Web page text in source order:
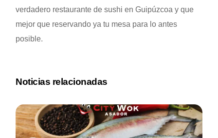
verdadero restaurante de sushi en Guipúzcoa y que
mejor que reservando ya tu mesa para lo antes
posible.
Noticias relacionadas